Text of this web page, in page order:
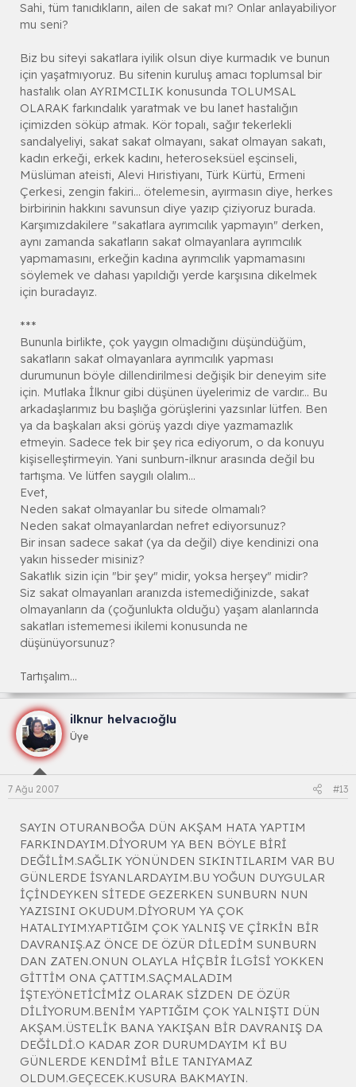
Sahi, tüm tanıdıkların, ailen de sakat mı? Onlar anlayabiliyor
mu seni?
Biz bu siteyi sakatlara iyilik olsun diye kurmadık ve bunun
için yaşatmıyoruz. Bu sitenin kuruluş amacı toplumsal bir
hastalık olan AYRIMCILIK konusunda TOLUMSAL
OLARAK farkındalık yaratmak ve bu lanet hastalığın
içimizden söküp atmak. Kör topalı, sağır tekerlekli
sandalyeliyi, sakat sakat olmayanı, sakat olmayan sakatı,
kadın erkeği, erkek kadını, heteroseksüel eşcinseli,
Müslüman ateisti, Alevi Hıristiyanı, Türk Kürtü, Ermeni
Çerkesi, zengin fakiri... ötelemesin, ayırmasın diye, herkes
birbirinin hakkını savunsun diye yazıp çiziyoruz burada.
Karşımızdakilere "sakatlara ayrımcılık yapmayın" derken,
aynı zamanda sakatların sakat olmayanlara ayrımcılık
yapmamasını, erkeğin kadına ayrımcılık yapmamasını
söylemek ve dahası yapıldığı yerde karşısına dikelmek
için buradayız.
***
Bununla birlikte, çok yaygın olmadığını düşündüğüm,
sakatların sakat olmayanlara ayrımcılık yapması
durumunun böyle dillendirilmesi değişik bir deneyim site
için. Mutlaka İlknur gibi düşünen üyelerimiz de vardır... Bu
arkadaşlarımız bu başlığa görüşlerini yazsınlar lütfen. Ben
ya da başkaları aksi görüş yazdı diye yazmamazlık
etmeyin. Sadece tek bir şey rica ediyorum, o da konuyu
kişiselleştirmeyin. Yani sunburn-ilknur arasında değil bu
tartışma. Ve lütfen saygılı olalım...
Evet,
Neden sakat olmayanlar bu sitede olmamalı?
Neden sakat olmayanlardan nefret ediyorsunuz?
Bir insan sadece sakat (ya da değil) diye kendinizi ona
yakın hisseder misiniz?
Sakatlık sizin için "bir şey" midir, yoksa herşey" midir?
Siz sakat olmayanları aranızda istemediğinizde, sakat
olmayanların da (çoğunlukta olduğu) yaşam alanlarında
sakatları istememesi ikilemi konusunda ne
düşünüyorsunuz?
Tartışalım...
ilknur helvacıoğlu
Üye
7 Ağu 2007 #13
SAYIN OTURANBOĞA DÜN AKŞAM HATA YAPTIM
FARKINDAYIM.DİYORUM YA BEN BÖYLE BİRİ
DEĞİLİM.SAĞLIK YÖNÜNDEN SIKINTILARIM VAR BU
GÜNLERDE İSYANLARDAYIM.BU YOĞUN DUYGULAR
İÇİNDEYKEN SİTEDE GEZERKEN SUNBURN NUN
YAZISINI OKUDUM.DİYORUM YA ÇOK
HATALIYIM.YAPTIĞIM ÇOK YALNIŞ VE ÇİRKİN BİR
DAVRANIŞ.AZ ÖNCE DE ÖZÜR DİLEDİM SUNBURN
DAN ZATEN.ONUN OLAYLA HİÇBİR İLGİSİ YOKKEN
GİTTİM ONA ÇATTIM.SAÇMALADIM
İŞTE.YÖNETİCİMİZ OLARAK SİZDEN DE ÖZÜR
DİLİYORUM.BENİM YAPTIĞIM ÇOK YALNIŞTI DÜN
AKŞAM.ÜSTELİK BANA YAKIŞAN BİR DAVRANIŞ DA
DEĞİLDİ.O KADAR ZOR DURUMDAYIM Kİ BU
GÜNLERDE KENDİMİ BİLE TANIYAMAZ
OLDUM.GEÇECEK.KUSURA BAKMAYIN.